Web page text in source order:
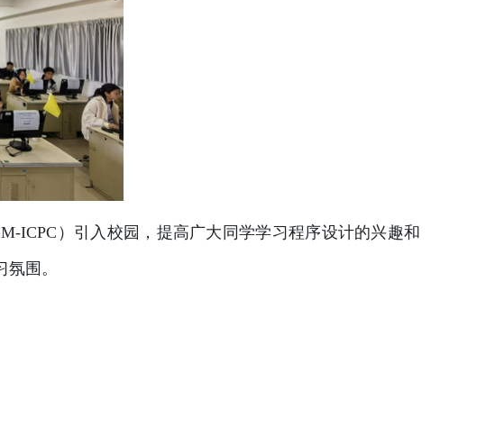
ICPC）引入校园，提高广大同学学习程序设计的兴趣和
围。